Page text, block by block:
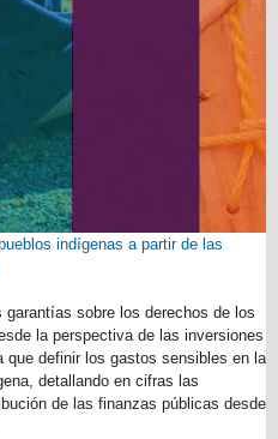
indígenas a partir de las
sobre los derechos de los
la perspectiva de las inversiones
que definir los gastos sensibles en la
detallando en cifras las
de las finanzas públicas desde